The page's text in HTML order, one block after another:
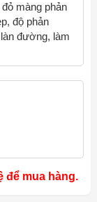
màng phản
độ phản
đường, làm
để mua hàng.